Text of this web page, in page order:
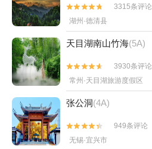


3315条评论
湖州·德清县
天目湖南山竹海(5A)


3930条评论
常州·天目湖旅游度假区
张公洞(4A)


949条评论
无锡·宜兴市